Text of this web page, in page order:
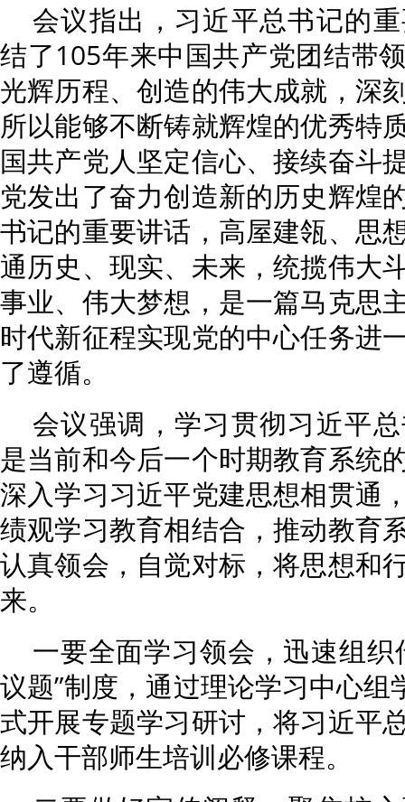
会议指出，习近平总书记的
结了105年来中国共产党团结带
光辉历程、创造的伟大成就，深
所以能够不断铸就辉煌的优秀特
国共产党人坚定信心、接续奋斗
党发出了奋力创造新的历史辉煌
书记的重要讲话，高屋建瓴、思
通历史、现实、未来，统揽伟大
事业、伟大梦想，是一篇马克思
时代新征程实现党的中心任务进
了遵循。
会议强调，学习贯彻习近平
是当前和今后一个时期教育系统
深入学习习近平党建思想相贯通
绩观学习教育相结合，推动教育
认真领会，自觉对标，将思想和
来。
一要全面学习领会，迅速组
议题”制度，通过理论学习中心组
式开展专题学习研讨，将习近平
纳入干部师生培训必修课程。